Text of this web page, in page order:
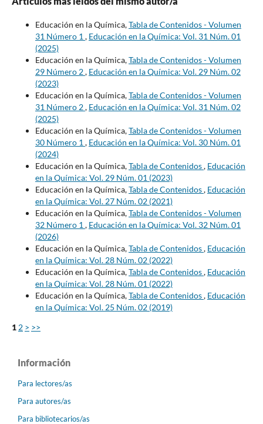
Educación en la Química,Tabla de Contenidos - Volumen
31 Número 1 , Educación en la Química: Vol. 31 Núm. 01
(2025)
Educación en la Química,Tabla de Contenidos - Volumen
29 Número 2, Educación en la Química: Vol. 29 Núm. 02
(2023)
Educación en la Química,Tabla de Contenidos - Volumen
31 Número 2, Educación en la Química: Vol. 31 Núm. 02
(2025)
Educación en la Química,Tabla de Contenidos - Volumen
30 Número 1 , Educación en la Química: Vol. 30 Núm. 01
(2024)
Educación en la Química,Tabla de Contenidos, Educación
en la Química: Vol. 29 Núm. 01 (2023)
Educación en la Química,Tabla de Contenidos, Educación
en la Química: Vol. 27 Núm. 02 (2021)
Educación en la Química,Tabla de Contenidos - Volumen
32 Número 1 , Educación en la Química: Vol. 32 Núm. 01
(2026)
Educación en la Química,Tabla de Contenidos, Educación
en la Química: Vol. 28 Núm. 02 (2022)
Educación en la Química,Tabla de Contenidos, Educación
en la Química: Vol. 28 Núm. 01 (2022)
Educación en la Química,Tabla de Contenidos, Educación
en la Química: Vol. 25 Núm. 02 (2019)
1 2 > >>
Información
Para lectores/as
Para autores/as
Para bibliotecarios/as